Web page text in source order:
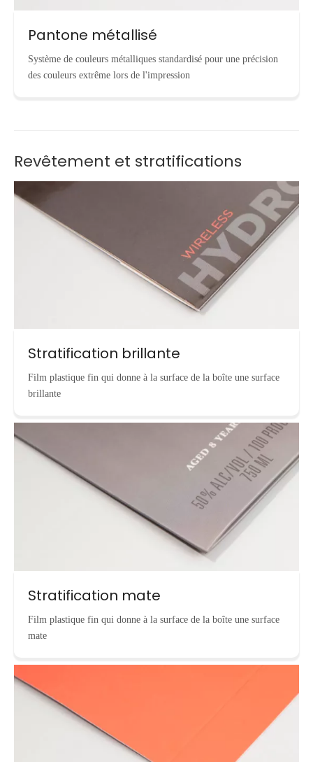
Pantone métallisé
Système de couleurs métalliques standardisé pour une précision
des couleurs extrême lors de l'impression
Revêtement et stratifications
Stratification brillante
Film plastique fin qui donne à la surface de la boîte une surface
brillante
Stratification mate
Film plastique fin qui donne à la surface de la boîte une surface
mate